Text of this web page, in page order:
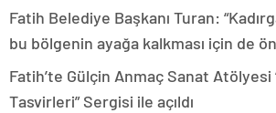
Fatih Belediye Başkanı Turan:
bu bölgenin ayağa kalkması için de
Fatih’te Gülçin Anmaç Sanat Atölyesi
Tasvirleri” Sergisi ile açıldı